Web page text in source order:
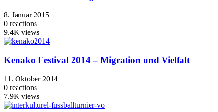
8. Januar 2015
0 reactions
9.4K views
Kenako Festival 2014 – Migration und Vielfalt
11. Oktober 2014
0 reactions
7.9K views